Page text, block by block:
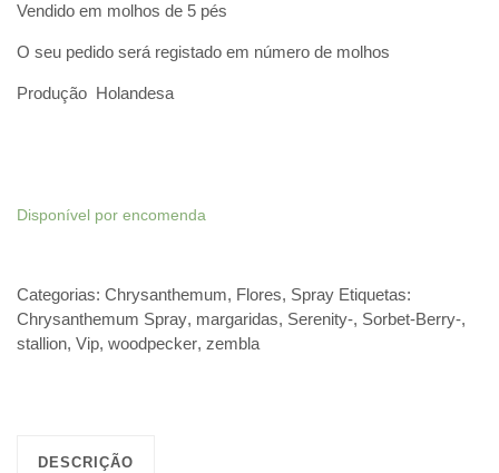
Vendido em molhos de 5 pés
O seu pedido será registado em número de molhos
Produção Holandesa
Disponível por encomenda
Categorias: Chrysanthemum, Flores, Spray Etiquetas:
Chrysanthemum Spray, margaridas, Serenity-, Sorbet-Berry-,
stallion, Vip, woodpecker, zembla
DESCRIÇÃO